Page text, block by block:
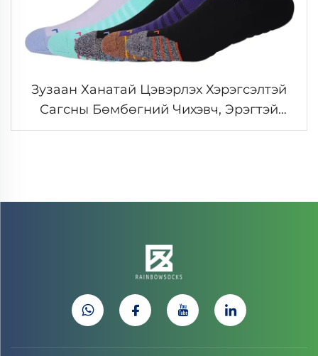
Зузаан Ханатай Цэвэрлэх Хэрэгсэлтэй
Сагсны Бөмбөгний Чихэвч, Эрэгтэй
Хүмүүсийн Мэргэжлийн Elite Сагсны